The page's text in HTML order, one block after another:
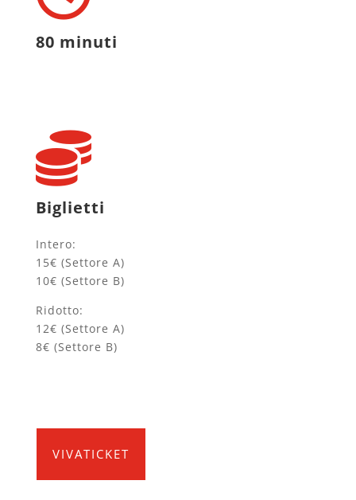
80 minuti
Biglietti
Intero:
15€ (Settore A)
10€ (Settore B)
Ridotto:
12€ (Settore A)
8€ (Settore B)
VIVATICKET